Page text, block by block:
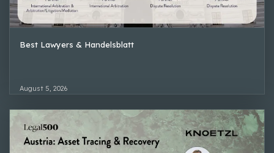
Best Lawyers & Handelsblatt
August 5, 2026